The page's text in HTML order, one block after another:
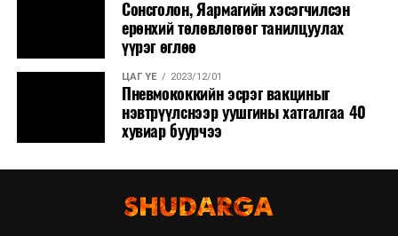
Сонсголон, Яармагийн хэсэгчилсэн
ерөнхий төлөвлөгөөг танилцуулах
үүрэг өглөө
ЦАГ ҮЕ 2023/12/01
Пневмококкийн эсрэг вакциныг
нэвтрүүлснээр уушгины хатгалгаа 40
хувиар буурчээ